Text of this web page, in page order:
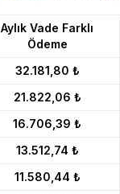
Aylık Vade Farklı
Ödeme
32.181,80 ₺
21.822,06 ₺
16.706,39 ₺
13.512,74 ₺
11.580,44 ₺